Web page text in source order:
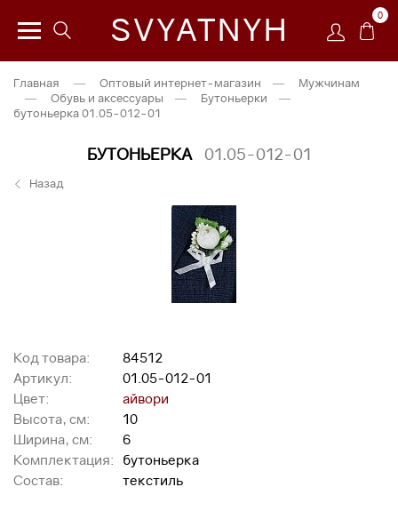
SVYATNYH 0
Главная — Оптовый интернет-магазин —
Мужчинам
—
Обувь и аксессуары — Бутоньерки
—
бутоньерка 01.05-012-01
БУТОНЬЕРКА 01.05-012-01
Назад
Код товара:
84512
Артикул:
01.05-012-01
Цвет:
айвори
Высота, см:
10
Ширина, см:
6
Комплектация:
бутоньерка
Состав:
текстиль